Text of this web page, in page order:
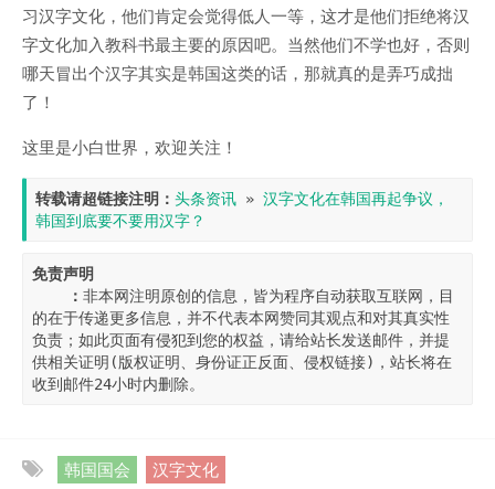
习汉字文化，他们肯定会觉得低人一等，这才是他们拒绝将汉
字文化加入教科书最主要的原因吧。当然他们不学也好，否则
哪天冒出个汉字其实是韩国这类的话，那就真的是弄巧成拙
了！
这里是小白世界，欢迎关注！
转载请超链接注明： 头条资讯 » 汉字文化在韩国再起争议，
韩国到底要不要用汉字？
免责声明
    ：
非本网注明原创的信息，皆为程序自动获取互联网，目
的在于传递更多信息，并不代表本网赞同其观点和对其真实性
负责；如此页面有侵犯到您的权益，请给站长发送邮件，并提
供相关证明(版权证明、身份证正反面、侵权链接)，站长将在
收到邮件24小时内删除。
韩国国会 汉字文化